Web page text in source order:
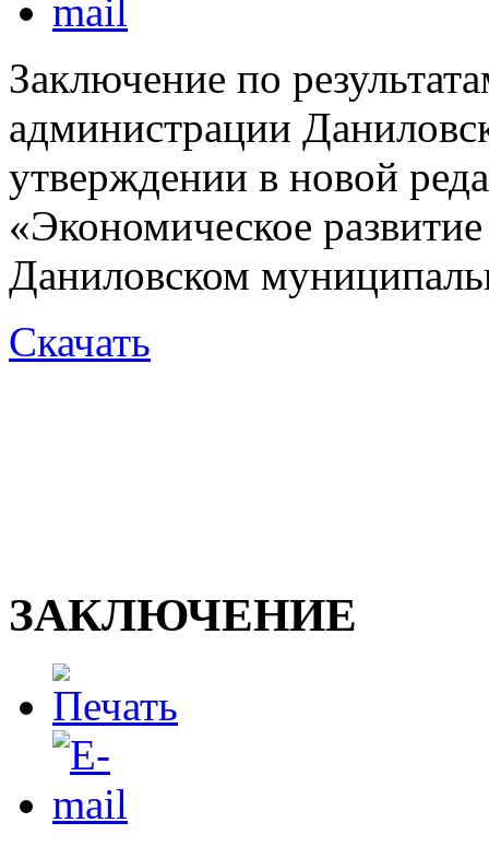
Заключение по
администрации
утверждении в новой
«Экономическое
Даниловском
Скачать
ЗАКЛЮЧЕНИЕ